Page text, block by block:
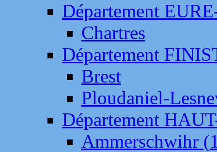
Département
Chartres
Département
Brest
Ploudaniel-
Département
Ammerschwihr